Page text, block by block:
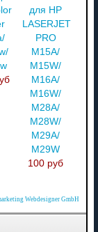
для HP
LASERJET
PRO
M15A/
M15W/
M16A/
M16W/
M28A/
M28W/
M29A/
M29W
100 руб
Webdesigner GmbH